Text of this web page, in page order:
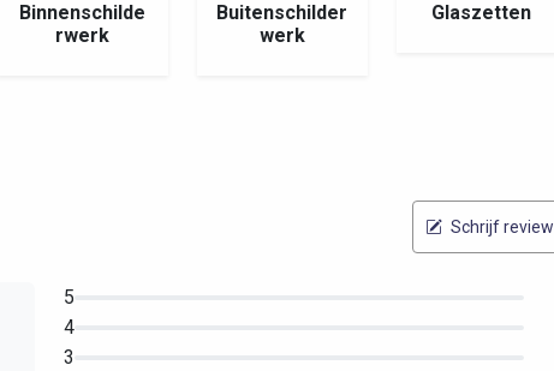
Binnenschilde
rwerk
Buitenschilder
werk
Glaszetten
Schrijf review
5
4
3